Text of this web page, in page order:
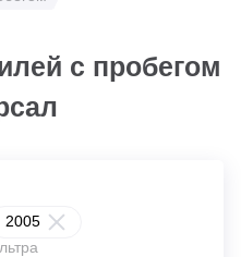
с пробегом
2005